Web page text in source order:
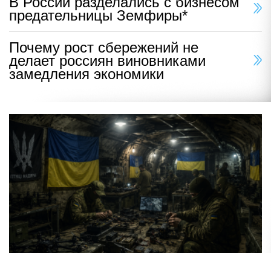
предательницы Земфиры*
Почему рост сбережений не
делает россиян виновниками
замедления экономики